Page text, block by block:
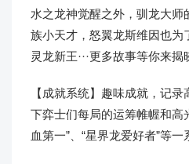
水之龙神觉醒之外，驯龙大师
族小天才，怒翼龙斯维因也为
灵龙新王···更多故事等你来揭
【成就系统】趣味成就，记
下弈士们每局的运筹帷幄和高
血第一”、“星界龙爱好者”等